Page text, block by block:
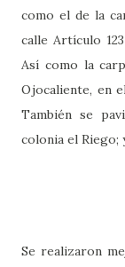
como el de la
calle Artículo
Así como la
Ojocaliente, en
También se
colonia el Riego;
Se realizaron